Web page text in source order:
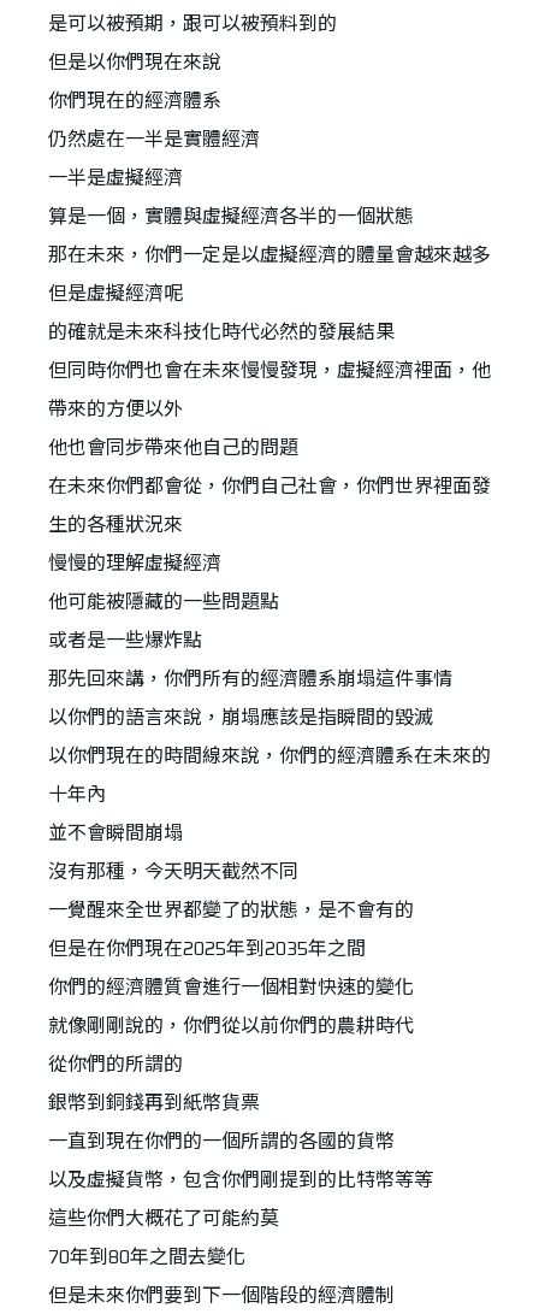
是可以被預期，跟可以被預料到的
但是以你們現在來說
你們現在的經濟體系
仍然處在一半是實體經濟
一半是虛擬經濟
算是一個，實體與虛擬經濟各半的一個狀態
那在未來，你們一定是以虛擬經濟的體量會越來越多
但是虛擬經濟呢
的確就是未來科技化時代必然的發展結果
但同時你們也會在未來慢慢發現，虛擬經濟裡面，他
帶來的方便以外
他也會同步帶來他自己的問題
在未來你們都會從，你們自己社會，你們世界裡面發
生的各種狀況來
慢慢的理解虛擬經濟
他可能被隱藏的一些問題點
或者是一些爆炸點
那先回來講，你們所有的經濟體系崩塌這件事情
以你們的語言來說，崩塌應該是指瞬間的毀滅
以你們現在的時間線來說，你們的經濟體系在未來的
十年內
並不會瞬間崩塌
沒有那種，今天明天截然不同
一覺醒來全世界都變了的狀態，是不會有的
但是在你們現在2025年到2035年之間
你們的經濟體質會進行一個相對快速的變化
就像剛剛說的，你們從以前你們的農耕時代
從你們的所謂的
銀幣到銅錢再到紙幣貨票
一直到現在你們的一個所謂的各國的貨幣
以及虛擬貨幣，包含你們剛提到的比特幣等等
這些你們大概花了可能約莫
70年到80年之間去變化
但是未來你們要到下一個階段的經濟體制